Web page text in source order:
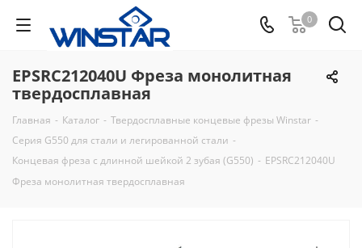
0
EPSRC212040U Фреза монолитная
твердосплавная
Главная - Каталог - Твердосплавные концевые фрезы Winstar -
Серия G550 для стали и легированной стали -
Концевая фреза с длинной шейкой 2 зубая (G550) - EPSRC212040U
Фреза монолитная твердосплавная